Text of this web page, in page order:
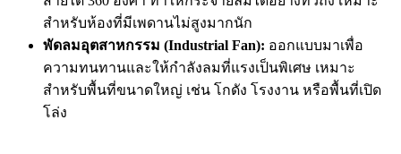
สำหรับห้องที่มีเพดานไม่สูงมากนัก
พัดลมอุตสาหกรรม (Industrial Fan): ออกแบบมาเพื่อ
ความทนทานและให้กำลังลมที่แรงเป็นพิเศษ เหมาะ
สำหรับพื้นที่ขนาดใหญ่ เช่น โกดัง โรงงาน หรือพื้นที่เปิด
โล่ง